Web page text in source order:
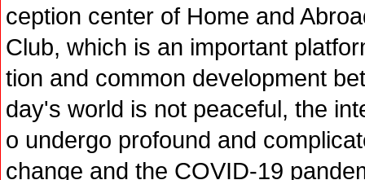
ception center of Home and
Club, which is an important
tion and common development
day's world is not peaceful, the
o undergo profound and
change and the COVID-19